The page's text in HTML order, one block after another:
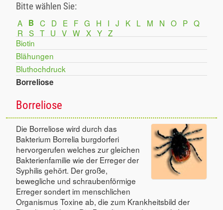
Bitte wählen Sie:
A B C D E F G H I J K L M N O P Q
R S T U V W X Y Z
Biotin
Blähungen
Bluthochdruck
Borreliose
Borreliose
Die Borreliose wird durch das
Bakterium Borrelia burgdorferi
hervorgerufen welches zur gleichen
Bakterienfamilie wie der Erreger der
Syphilis gehört. Der große,
bewegliche und schraubenförmige
Erreger sondert im menschlichen
Organismus Toxine ab, die zum Krankheitsbild der